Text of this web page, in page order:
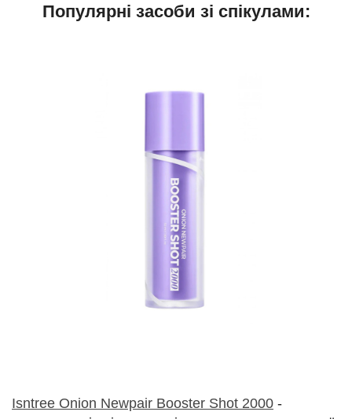
Популярні засоби зі спікулами:
Isntree Onion Newpair Booster Shot 2000 -